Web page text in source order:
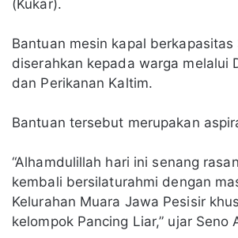
(Kukar).
Bantuan mesin kapal
diserahkan kepada warga melalui
dan Perikanan Kaltim.
Bantuan tersebut merupakan
“Alhamdulillah hari ini senang
kembali bersilaturahmi dengan
Kelurahan Muara Jawa Pesisir
kelompok Pancing Liar,” ujar Seno